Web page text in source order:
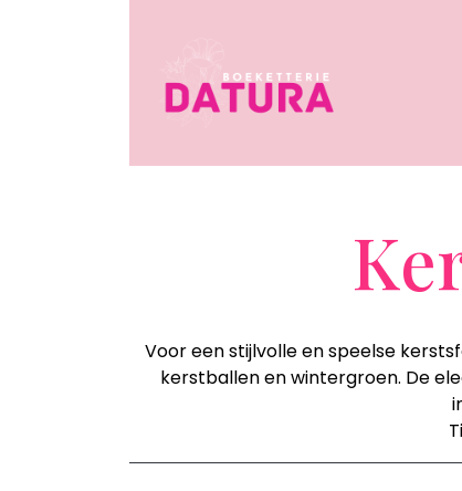
Voor een stijlvolle en speelse
kerstballen en wintergroen. De